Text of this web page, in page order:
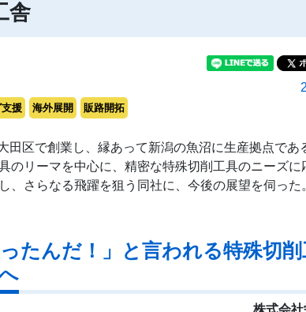
舎
援 海外展開 販路開拓
田区で創業し、縁あって新潟の魚沼に生産拠点であ
のリーマを中心に、精密な特殊切削工具のニーズに
、さらなる飛躍を狙う同社に、今後の展望を伺った
ったんだ！」と言われる特殊切
株式会